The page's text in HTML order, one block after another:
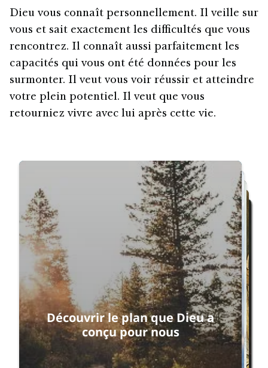
Dieu vous connaît personnellement. Il veille sur
vous et sait exactement les difficultés que vous
rencontrez. Il connaît aussi parfaitement les
capacités qui vous ont été données pour les
surmonter. Il veut vous voir réussir et atteindre
votre plein potentiel. Il veut que vous
retourniez vivre avec lui après cette vie.
Découvrir le plan que Dieu a
conçu pour nous
Recommencer